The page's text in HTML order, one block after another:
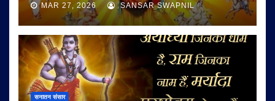
MAR 27, 2026 SANSAR SWAPNIL
सनातन संसार